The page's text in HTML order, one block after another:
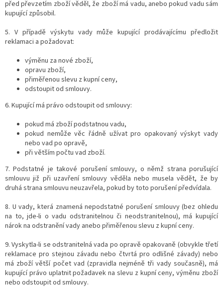
před převzetím zboží věděl, že zboží má vadu, anebo pokud vadu sám
kupující způsobil.
5. V případě výskytu vady může kupující prodávajícímu předložit
reklamaci a požadovat:
výměnu za nové zboží,
opravu zboží,
přiměřenou slevu z kupní ceny,
odstoupit od smlouvy.
6. Kupující má právo odstoupit od smlouvy:
pokud má zboží podstatnou vadu,
pokud nemůže věc řádně užívat pro opakovaný výskyt vady
nebo vad po opravě,
při větším počtu vad zboží.
7. Podstatné je takové porušení smlouvy, o němž strana porušující
smlouvu již při uzavření smlouvy věděla nebo musela vědět, že by
druhá strana smlouvu neuzavřela, pokud by toto porušení předvídala.
8. U vady, která znamená nepodstatné porušení smlouvy (bez ohledu
na to, jde-li o vadu odstranitelnou či neodstranitelnou), má kupující
nárok na odstranění vady anebo přiměřenou slevu z kupní ceny.
9. Vyskytla-li se odstranitelná vada po opravě opakovaně (obvykle třetí
reklamace pro stejnou závadu nebo čtvrtá pro odlišné závady) nebo
má zboží větší počet vad (zpravidla nejméně tři vady současně), má
kupující právo uplatnit požadavek na slevu z kupní ceny, výměnu zboží
nebo odstoupit od smlouvy.